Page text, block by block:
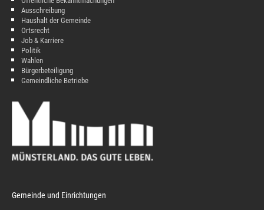
Ausschreibung
Haushalt der Gemeinde
Ortsrecht
Job & Karriere
Politik
Wahlen
Bürgerbeteiligung
Gemeindliche Betriebe
Gemeinde und Einrichtungen